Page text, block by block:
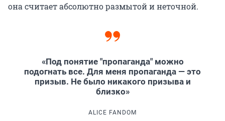
она считает абсолютно размытой и неточной.
«Под понятие "пропаганда" можно
подогнать все. Для меня пропаганда — это
призыв. Не было никакого призыва и
близко»
ALICE FANDOM